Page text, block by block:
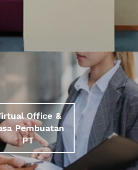
Office &
Pembuatan
PT